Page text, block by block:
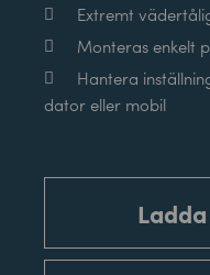
Extremt
Monteras enkelt
Hantera
dator eller mobil